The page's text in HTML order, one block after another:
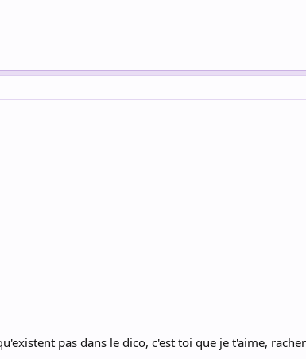
pas dans le dico, c'est toi que je t'aime,